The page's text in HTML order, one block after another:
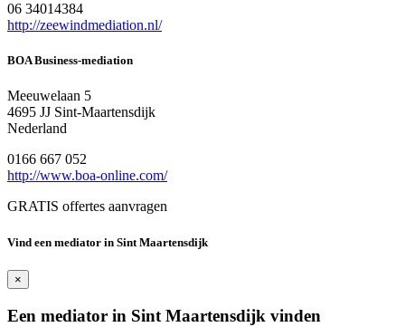
06 34014384
http://zeewindmediation.nl/
BOA Business-mediation
Meeuwelaan 5
4695 JJ Sint-Maartensdijk
Nederland
0166 667 052
http://www.boa-online.com/
GRATIS offertes aanvragen
Vind een mediator in Sint Maartensdijk
×
Een mediator in Sint Maartensdijk vinden